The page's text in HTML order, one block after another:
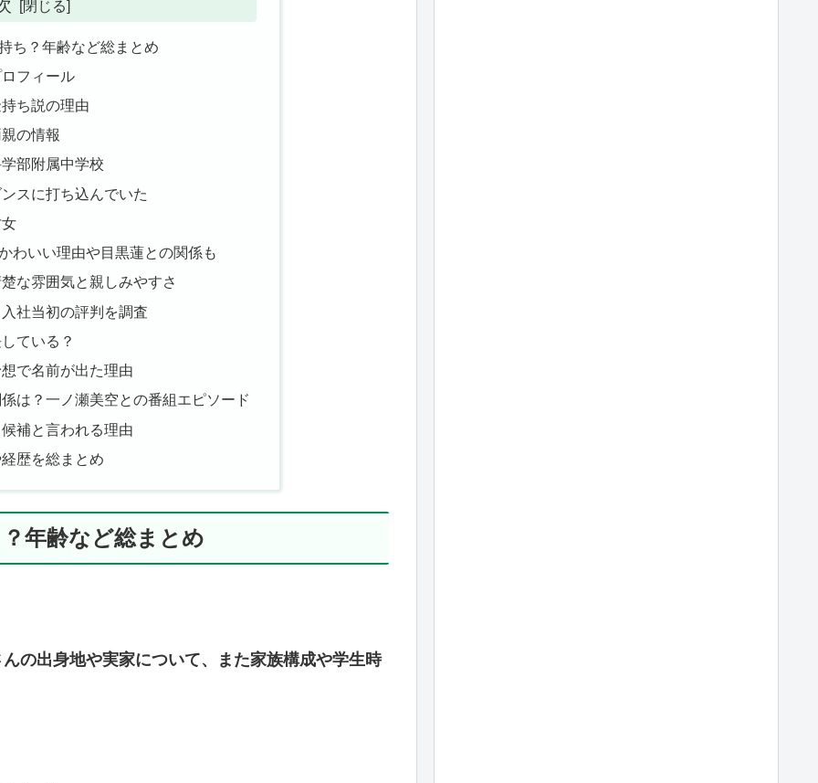
ち？年齢など総まとめ
フィール
ち説の理由
の情報
部附属中学校
スに打ち込んでいた
わいい理由や目黒蓮との関係も
な雰囲気と親しみやすさ
社当初の評判を調査
ている？
で名前が出た理由
は？一ノ瀬美空との番組エピソード
補と言われる理由
歴を総まとめ
年齢など総まとめ
の出身地や実家について、また家族構成や学生時